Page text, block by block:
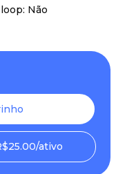
Não
ativo